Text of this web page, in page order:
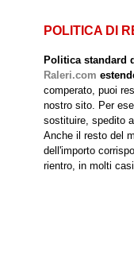
POLITICA DI
Politica standard
Raleri.com
comperato, puoi
nostro sito. Per
sostituire, spedito
Anche il resto del
dell'importo
rientro, in molti